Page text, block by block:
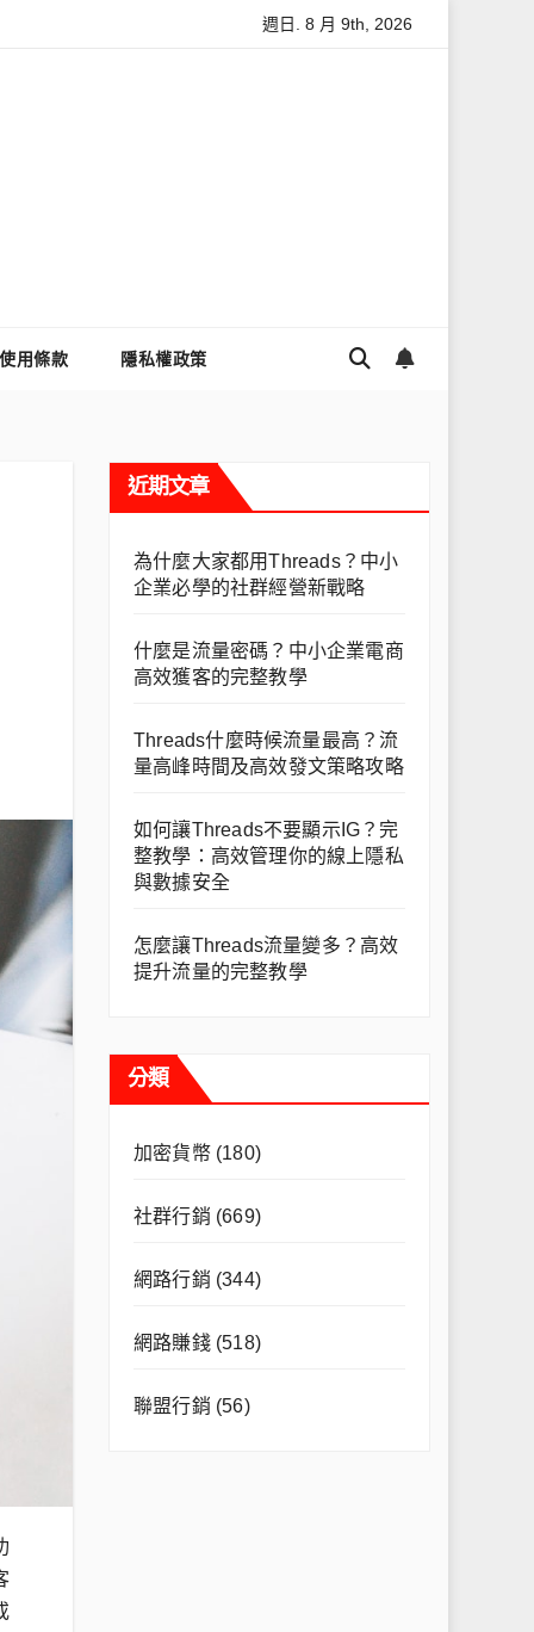
怎麼讓Threads流量變多？高效提升流量的完整教學
週日. 8 月 9th, 2026
使用條款 隱私權政策
近期文章
為什麼大家都用Threads？中小
企業必學的社群經營新戰略
什麼是流量密碼？中小企業電商
高效獲客的完整教學
Threads什麼時候流量最高？流
量高峰時間及高效發文策略攻略
如何讓Threads不要顯示IG？完
整教學：高效管理你的線上隱私
與數據安全
怎麼讓Threads流量變多？高效
提升流量的完整教學
分類
加密貨幣(180)
社群行銷 (669)
網路行銷 (344)
網路賺錢(518)
聯盟行銷 (56)